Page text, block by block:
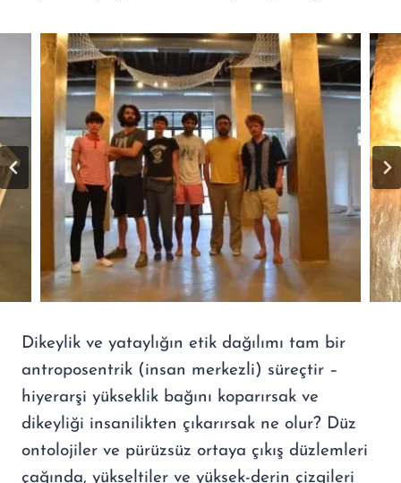
Dikeylik ve yataylığın etik dağılımı tam bir
antroposentrik (insan merkezli) süreçtir –
hiyerarşi yükseklik bağını koparırsak ve
dikeyliği insanilikten çıkarırsak ne olur? Düz
ontolojiler ve pürüzsüz ortaya çıkış düzlemleri
çağında, yükseltiler ve yüksek-derin çizgileri